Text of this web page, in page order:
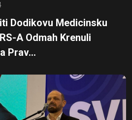
Dodikovu Medicinsku
A Odmah Krenuli
Prav...